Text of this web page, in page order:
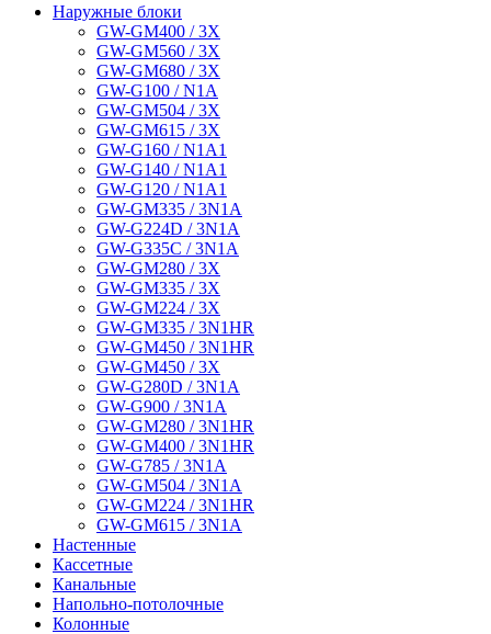
Наружные блоки
GW-GM400 / 3X
GW-GM560 / 3X
GW-GM680 / 3X
GW-G100 / N1A
GW-GM504 / 3X
GW-GM615 / 3X
GW-G160 / N1A1
GW-G140 / N1A1
GW-G120 / N1A1
GW-GM335 / 3N1A
GW-G224D / 3N1A
GW-G335C / 3N1A
GW-GM280 / 3X
GW-GM335 / 3X
GW-GM224 / 3X
GW-GM335 / 3N1HR
GW-GM450 / 3N1HR
GW-GM450 / 3X
GW-G280D / 3N1A
GW-G900 / 3N1A
GW-GM280 / 3N1HR
GW-GM400 / 3N1HR
GW-G785 / 3N1A
GW-GM504 / 3N1A
GW-GM224 / 3N1HR
GW-GM615 / 3N1A
Настенные
Кассетные
Канальные
Напольно-потолочные
Колонные